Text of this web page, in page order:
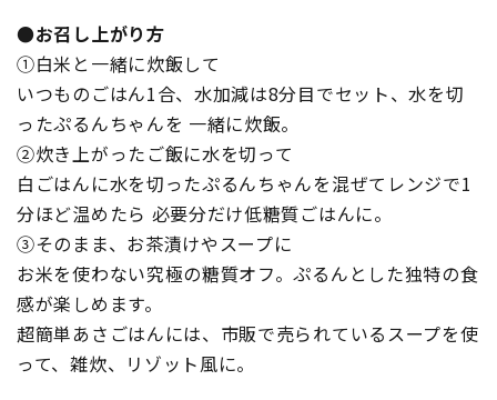
●お召し上がり方
①白米と一緒に炊飯して
いつものごはん1合、水加減は8分目でセット、水を切
ったぷるんちゃんを 一緒に炊飯。
②炊き上がったご飯に水を切って
白ごはんに水を切ったぷるんちゃんを混ぜてレンジで1
分ほど温めたら 必要分だけ低糖質ごはんに。
③そのまま、お茶漬けやスープに
お米を使わない究極の糖質オフ。ぷるんとした独特の食
感が楽しめます。
超簡単あさごはんには、市販で売られているスープを使
って、雑炊、リゾット風に。